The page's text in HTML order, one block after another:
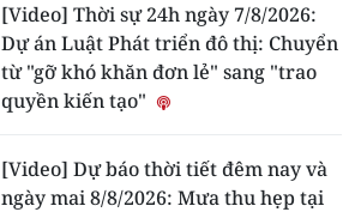
[Video] Thời sự 24h ngày 7/8/2026:
Dự án Luật Phát triển đô thị: Chuyển
từ "gỡ khó khăn đơn lẻ" sang "trao
quyền kiến tạo"
[Video] Dự báo thời tiết đêm nay và
ngày mai 8/8/2026: Mưa thu hẹp tại